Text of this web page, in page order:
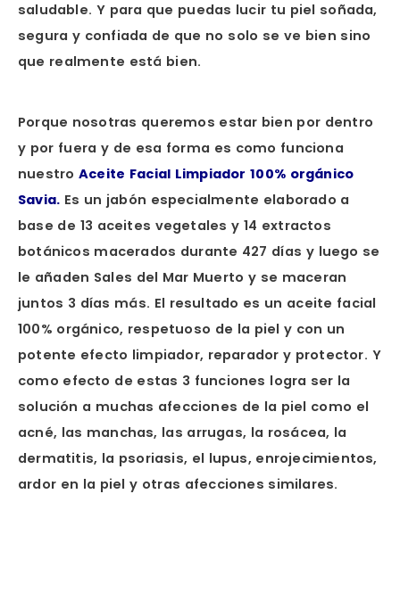
saludable. Y para que puedas lucir tu piel soñada,
segura y confiada de que no solo se ve bien sino
que realmente está bien.
Porque nosotras queremos estar bien por dentro
y por fuera y de esa forma es como funciona
nuestroAceite Facial Limpiador 100% orgánico
Savia. Es un jabón especialmente elaborado a
base de 13 aceites vegetales y 14 extractos
botánicos macerados durante 427 días y luego se
le añaden Sales del Mar Muerto y se maceran
juntos 3 días más. El resultado es un aceite facial
100% orgánico, respetuoso de la piel y con un
potente efecto limpiador, reparador y protector. Y
como efecto de estas 3 funciones logra ser la
solución a muchas afecciones de la piel como el
acné, las manchas, las arrugas, la rosácea, la
dermatitis, la psoriasis, el lupus, enrojecimientos,
ardor en la piel y otras afecciones similares.